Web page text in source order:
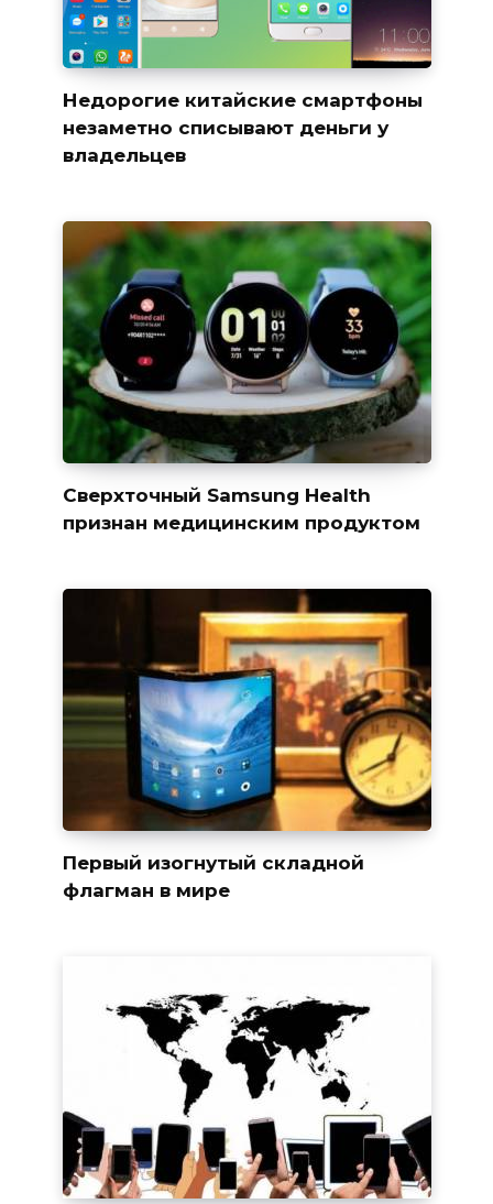
Недорогие китайские смартфоны
незаметно списывают деньги у
владельцев
Сверхточный Samsung Health
признан медицинским продуктом
Первый изогнутый складной
флагман в мире